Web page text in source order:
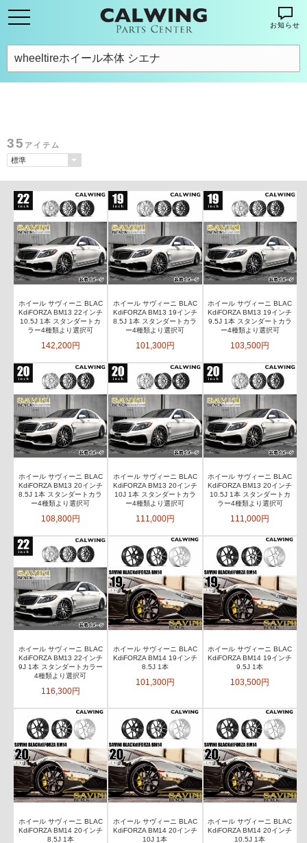
お知らせ
35 アイテム
ホイール サヴィーニ BLAC
KdiFORZA BM13 22インチ
10.5J 1本 スタンダートカ
ラー4種類より選択可
142,200円
ホイール サヴィーニ BLAC
KdiFORZA BM13 19インチ
8.5J 1本 スタンダートカラ
ー4種類より選択可
101,300円
ホイール サヴィーニ BLAC
KdiFORZA BM13 19インチ
9.5J 1本 スタンダートカラ
ー4種類より選択可
103,500円
ホイール サヴィーニ BLAC
KdiFORZA BM13 20インチ
8.5J 1本 スタンダートカラ
ー4種類より選択可
108,800円
ホイール サヴィーニ BLAC
KdiFORZA BM13 20インチ
10J 1本 スタンダートカラ
ー4種類より選択可
111,000円
ホイール サヴィーニ BLAC
KdiFORZA BM13 20インチ
10.5J 1本 スタンダートカ
ラー4種類より選択可
111,000円
ホイール サヴィーニ BLAC
KdiFORZA BM13 22インチ
9J 1本 スタンダートカラー
4種類より選択可
116,300円
ホイール サヴィーニ BLAC
KdiFORZA BM14 19インチ
8.5J 1本
101,300円
ホイール サヴィーニ BLAC
KdiFORZA BM14 19インチ
9.5J 1本
103,500円
ホイール サヴィーニ BLAC
KdiFORZA BM14 20インチ
8.5J 1本
ホイール サヴィーニ BLAC
KdiFORZA BM14 20インチ
10J 1本
ホイール サヴィーニ BLAC
KdiFORZA BM14 20インチ
10.5J 1本